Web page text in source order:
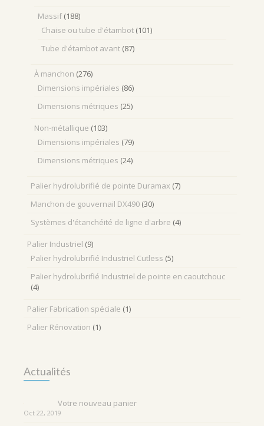
Massif (188)
Chaise ou tube d'étambot (101)
Tube d'étambot avant (87)
À manchon (276)
Dimensions impériales (86)
Dimensions métriques (25)
Non-métallique (103)
Dimensions impériales (79)
Dimensions métriques (24)
Palier hydrolubrifié de pointe Duramax (7)
Manchon de gouvernail DX490 (30)
Systèmes d'étanchéité de ligne d'arbre (4)
Palier Industriel (9)
Palier hydrolubrifié Industriel Cutless (5)
Palier hydrolubrifié Industriel de pointe en caoutchouc
(4)
Palier Fabrication spéciale (1)
Palier Rénovation (1)
Actualités
Votre nouveau panier
Oct 22, 2019